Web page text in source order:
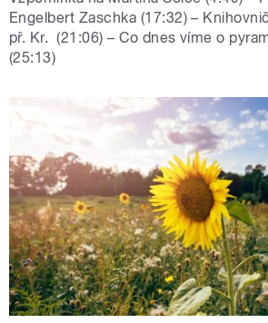
Engelbert Zaschka (17:32) –
př. Kr. (21:06) – Co dnes víme o
(25:13)